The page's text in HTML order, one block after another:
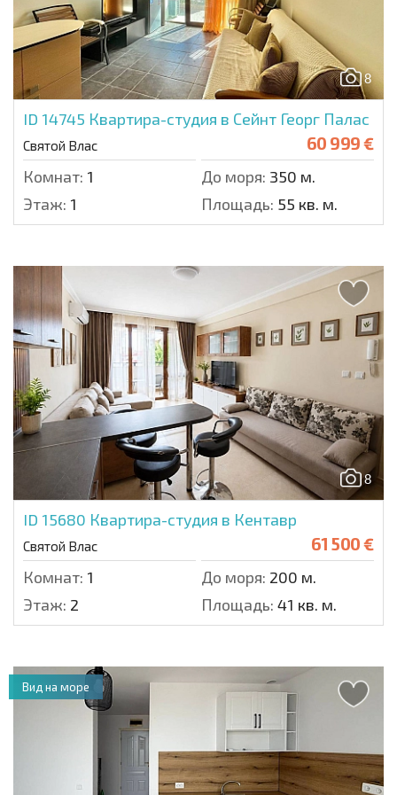
8
ID 14745 Квартира-студия в Сейнт Георг Палас
Святой Влас 60 999 €
Комнат: 1 До моря: 350 м.
Этаж: 1 Площадь: 55 кв. м.
8
ID 15680 Квартира-студия в Кентавр
Святой Влас 61 500 €
Комнат: 1 До моря: 200 м.
Этаж: 2 Площадь: 41 кв. м.
Вид на море